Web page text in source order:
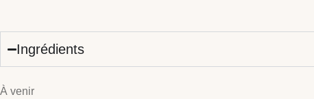
Ingrédients
À venir